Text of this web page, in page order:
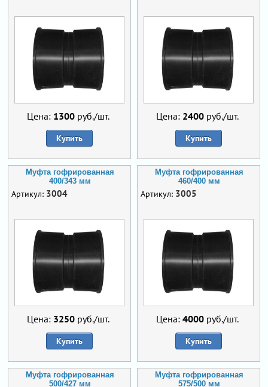
Цена: 1300руб./шт.
Купить
Цена: 2400руб./шт.
Купить
Муфта гофрированная
400/343 мм
Артикул: 3004
Цена: 3250руб./шт.
Купить
Муфта гофрированная
460/400 мм
Артикул: 3005
Цена: 4000руб./шт.
Купить
Муфта гофрированная
500/427 мм
Муфта гофрированная
575/500 мм